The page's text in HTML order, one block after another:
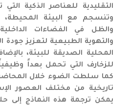
التقليدية للعناصر الذكية التي
وتنسجم مع البيئة
والظل في الفضاءات
والتهوية الطبيعية لتعزيز جودة
المحلية الصديقة للبيئة،
للزخارف التي تحمل بعداً
كما سلطت الضوء خلال
تاريخية من مختلف العصور
يمكن ترجمة هذه النماذج إلى